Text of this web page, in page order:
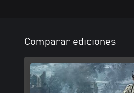
REÚNE A TUS ALIADOS
Somos menos en número, pero
unidos. La buena cooperación es
trasfondo, una personalidad y
un buen amigo que luche a tu
una gran ventaja.
Comparar ediciones